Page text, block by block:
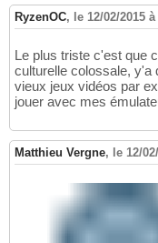
RyzenOC, le 12/02/2015
Le plus triste c'est que
culturelle colossale, y'a
vieux jeux vidéos par
jouer avec mes
Matthieu Vergne, le 12/